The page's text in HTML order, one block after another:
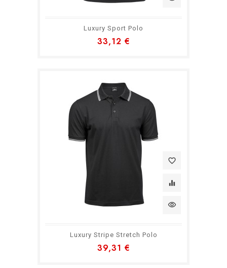
Luxury Sport Polo
33,12 €
favorite_border
equalizer
visibility
Luxury Stripe Stretch Polo
39,31 €